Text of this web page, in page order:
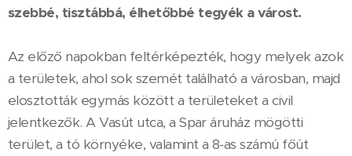
szebbé, tisztábbá, élhetőbbé tegyék a várost.
Az előző napokban feltérképezték, hogy melyek azok
a területek, ahol sok szemét található a városban, majd
elosztották egymás között a területeket a civil
jelentkezők. A Vasút utca, a Spar áruház mögötti
terület, a tó környéke, valamint a 8-as számú főút